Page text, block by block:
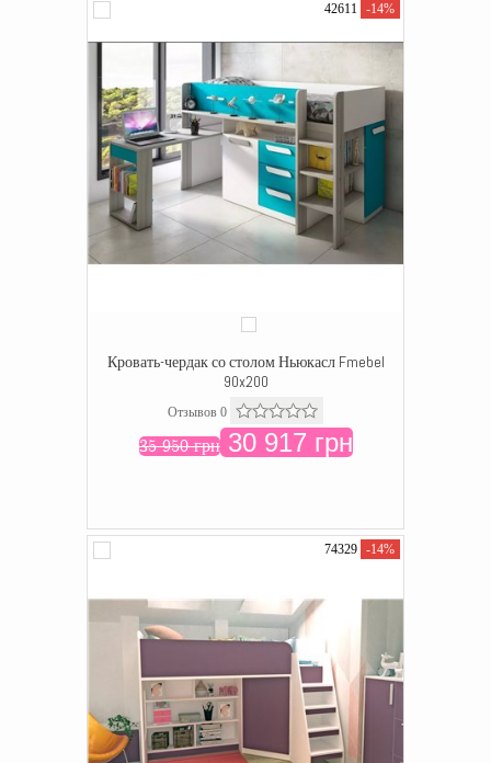
42611 -14%
Кровать-чердак со столом Ньюкасл Fmebel
90x200
Отзывов 0
35 950 грн30 917 грн
74329 -14%